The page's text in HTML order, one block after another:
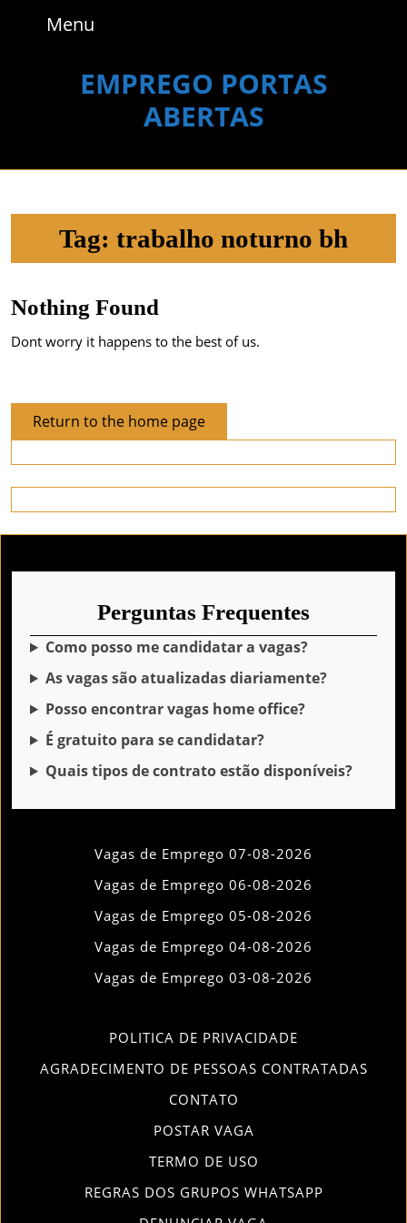
Menu
EMPREGO PORTAS
ABERTAS
Tag: trabalho noturno bh
Nothing Found
Dont worry it happens to the best of us.
Return to the home pageReturn
to
the
home
page
Perguntas Frequentes
Como posso me candidatar a vagas?
As vagas são atualizadas diariamente?
Posso encontrar vagas home office?
É gratuito para se candidatar?
Quais tipos de contrato estão disponíveis?
Vagas de Emprego 07-08-2026
Vagas de Emprego 06-08-2026
Vagas de Emprego 05-08-2026
Vagas de Emprego 04-08-2026
Vagas de Emprego 03-08-2026
POLITICA DE PRIVACIDADE
AGRADECIMENTO DE PESSOAS CONTRATADAS
CONTATO
POSTAR VAGA
TERMO DE USO
REGRAS DOS GRUPOS WHATSAPP